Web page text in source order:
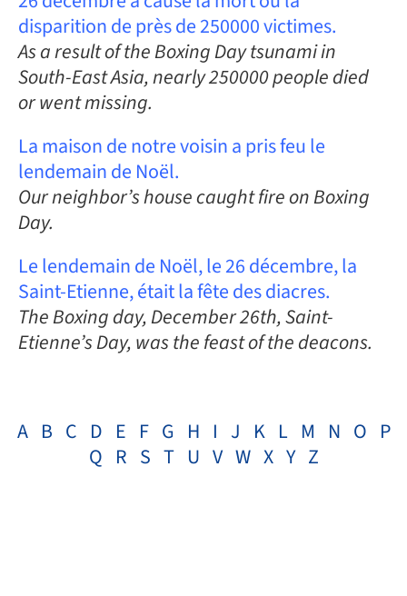
disparition de près de 250000 victimes.
As a result of the Boxing Day tsunami in
South-East Asia, nearly 250000 people died
or went missing.
La maison de notre voisin a pris feu le
lendemain de Noël.
Our neighbor’s house caught fire on Boxing
Day.
Le lendemain de Noël, le 26 décembre, la
Saint-Etienne, était la fête des diacres.
The Boxing day, December 26th, Saint-
Etienne’s Day, was the feast of the deacons.
A B C D E F G H I J K L M N O P
Q R S T U V W X Y Z